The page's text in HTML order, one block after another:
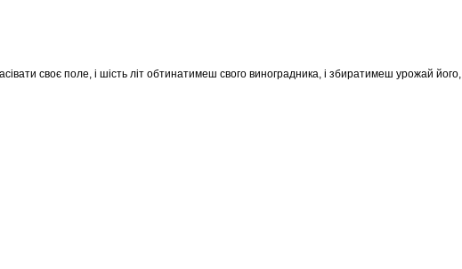
своє поле, і шість літ обтинатимеш свого виноградника, і збиратимеш урожай його,